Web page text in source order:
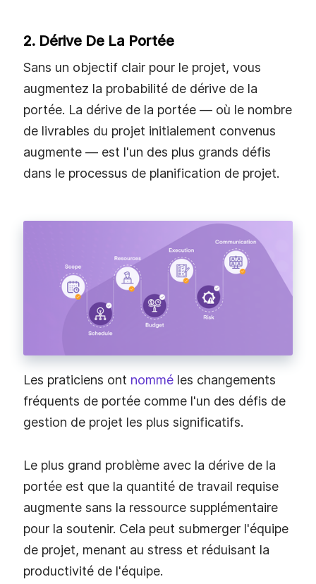
2. Dérive De La Portée
Sans un objectif clair pour le projet, vous
augmentez la probabilité de dérive de la
portée. La dérive de la portée — où le nombre
de livrables du projet initialement convenus
augmente — est l'un des plus grands défis
dans le processus de planification de projet.
Les praticiens ont nommé les changements
fréquents de portée comme l'un des défis de
gestion de projet les plus significatifs.
Le plus grand problème avec la dérive de la
portée est que la quantité de travail requise
augmente sans la ressource supplémentaire
pour la soutenir. Cela peut submerger l'équipe
de projet, menant au stress et réduisant la
productivité de l'équipe.